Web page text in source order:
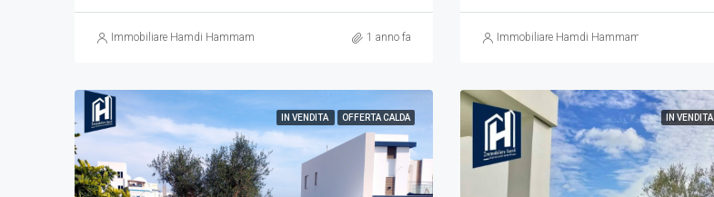
Immobiliare Hamdi Hammamet 1 anno fa Immobiliare Hamdi Hammamet
IN VENDITA OFFERTA CALDA IN VENDITA